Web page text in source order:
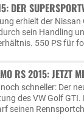
DER
erhielt der Nissan
sein Handling
550 PS für
RS 2015: JETZT
schneller: Der
des VW Golf
seinen